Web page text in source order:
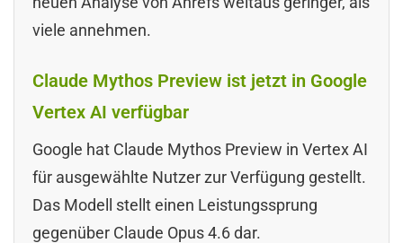
viele annehmen.
Claude Mythos Preview ist jetzt in Google
Vertex AI verfügbar
Google hat Claude Mythos Preview in Vertex AI
für ausgewählte Nutzer zur Verfügung gestellt.
Das Modell stellt einen Leistungssprung
gegenüber Claude Opus 4.6 dar.